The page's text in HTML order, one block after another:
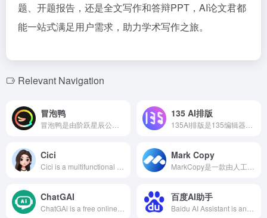
题、开题报告，还是全文写作和答辩PPT，AI论文君都
能一站式满足用户需求，助力学术写作之旅。
Relevant Navigation
冒泡鸭 135 AI排版
Cici Mark Copy
ChatGAI 百度AI助手